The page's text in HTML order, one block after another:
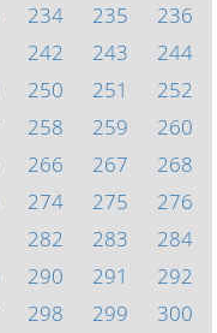
234 235
236
242 243
244
250 251
252
258 259
260
266 267
268
274 275
276
282 283
284
290 291
292
298 299
300